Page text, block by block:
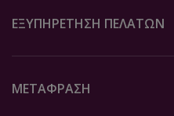
ΕΞΥΠΗΡΈΤΗΣΗ ΠΕΛΑΤΏΝ
ΜΕΤΆΦΡΑΣΗ